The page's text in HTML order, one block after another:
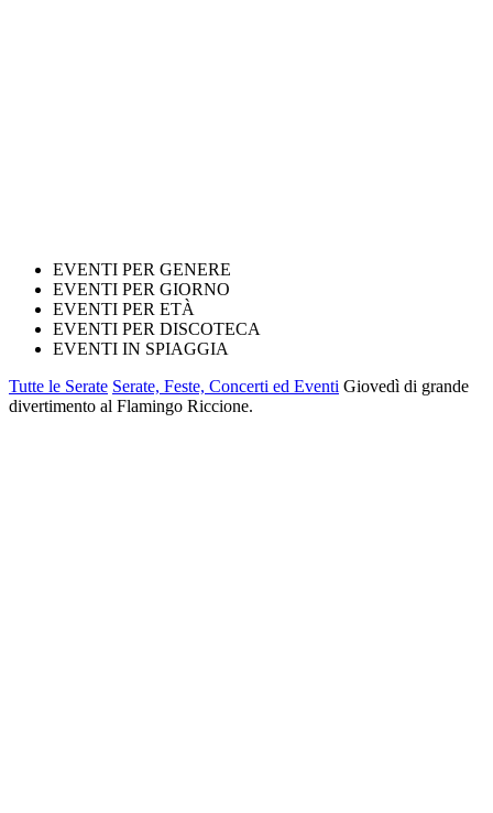
EVENTI PER GENERE
EVENTI PER GIORNO
EVENTI PER ETÀ
EVENTI PER DISCOTECA
EVENTI IN SPIAGGIA
Tutte le Serate Serate, Feste, Concerti ed Eventi Giovedì di grande
divertimento al Flamingo Riccione.